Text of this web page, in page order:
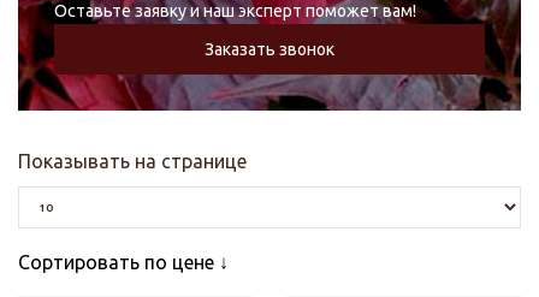
Оставьте заявку и наш эксперт поможет вам!
Заказать звонок
Показывать на странице
Сортировать по цене